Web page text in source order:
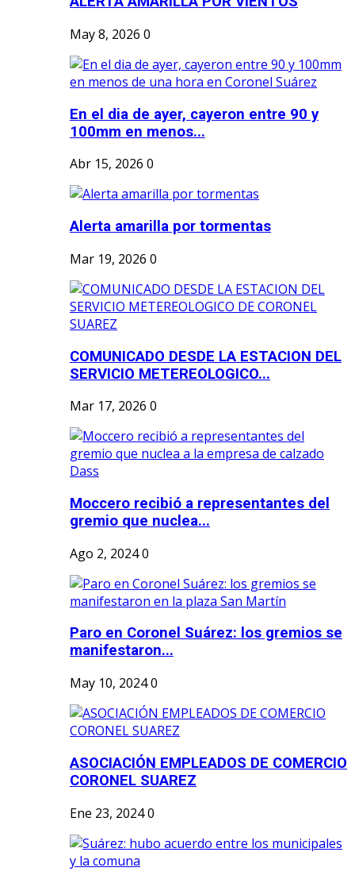
May 8, 2026 0
En el dia de ayer, cayeron entre 90 y
100mm en menos...
Abr 15, 2026 0
Alerta amarilla por tormentas
Mar 19, 2026 0
COMUNICADO DESDE LA ESTACION DEL
SERVICIO METEREOLOGICO...
Mar 17, 2026 0
Moccero recibió a representantes del
gremio que nuclea...
Ago 2, 20240
Paro en Coronel Suárez: los gremios se
manifestaron...
May 10, 20240
ASOCIACIÓN EMPLEADOS DE COMERCIO
CORONEL SUAREZ
Ene 23, 20240